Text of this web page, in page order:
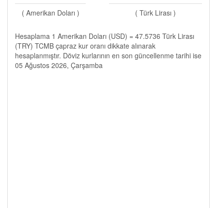
( Amerikan Doları ) ( Türk Lirası )
Hesaplama 1 Amerikan Doları (USD) = 47.5736 Türk Lirası
(TRY) TCMB çapraz kur oranı dikkate alınarak
hesaplanmıştır. Döviz kurlarının en son güncellenme tarihi ise
05 Ağustos 2026, Çarşamba